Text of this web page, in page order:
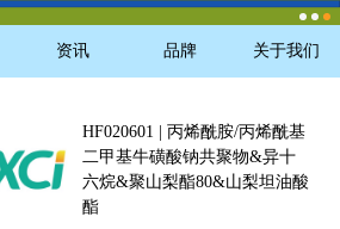
资讯 品牌 关于我们
HF020601 | 丙烯酰胺/丙烯酰基
二甲基牛磺酸钠共聚物&异十
六烷&聚山梨酯80&山梨坦油酸
酯